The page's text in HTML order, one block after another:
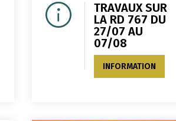
TRAVAUX SUR
LA RD 767 DU
27/07 AU
07/08
INFORMATION